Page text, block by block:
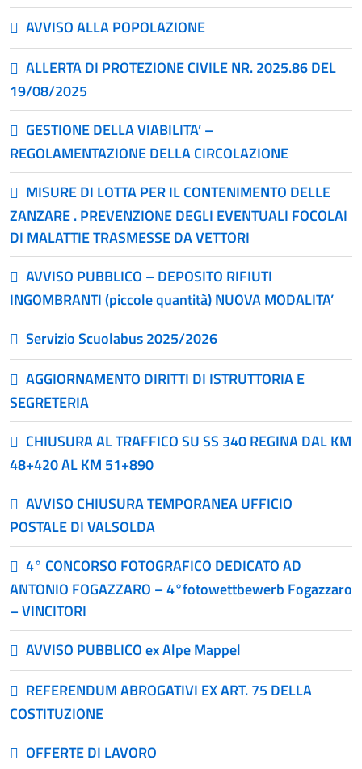
AVVISO ALLA POPOLAZIONE
ALLERTA DI PROTEZIONE CIVILE NR. 2025.86 DEL
19/08/2025
GESTIONE DELLA VIABILITA’ –
REGOLAMENTAZIONE DELLA CIRCOLAZIONE
MISURE DI LOTTA PER IL CONTENIMENTO DELLE
ZANZARE . PREVENZIONE DEGLI EVENTUALI FOCOLAI
DI MALATTIE TRASMESSE DA VETTORI
AVVISO PUBBLICO – DEPOSITO RIFIUTI
INGOMBRANTI (piccole quantità) NUOVA MODALITA’
Servizio Scuolabus 2025/2026
AGGIORNAMENTO DIRITTI DI ISTRUTTORIA E
SEGRETERIA
CHIUSURA AL TRAFFICO SU SS 340 REGINA DAL KM
48+420 AL KM 51+890
AVVISO CHIUSURA TEMPORANEA UFFICIO
POSTALE DI VALSOLDA
4° CONCORSO FOTOGRAFICO DEDICATO AD
ANTONIO FOGAZZARO – 4°fotowettbewerb Fogazzaro
– VINCITORI
AVVISO PUBBLICO ex Alpe Mappel
REFERENDUM ABROGATIVI EX ART. 75 DELLA
COSTITUZIONE
OFFERTE DI LAVORO